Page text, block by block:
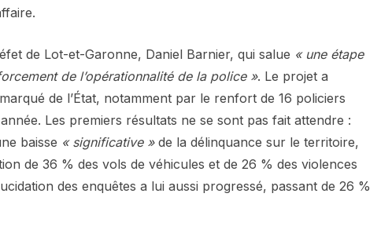
de Lot-et-Garonne, Daniel Barnier, qui salue « une étape
de l’opérationnalité de la police ». Le projet a
de l’État, notamment par le renfort de 16 policiers
Les premiers résultats ne se sont pas fait attendre :
baisse « significative »de la délinquance sur le territoire,
de 36 % des vols de véhicules et de 26 % des violences
des enquêtes a lui aussi progressé, passant de 26 %